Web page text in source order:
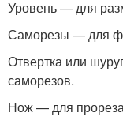
Уровень — для
Саморезы — для
Отвертка или
саморезов.
Нож — для